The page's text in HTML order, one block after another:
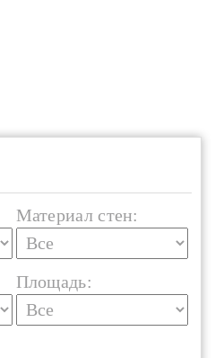
Материал стен:
Площадь: